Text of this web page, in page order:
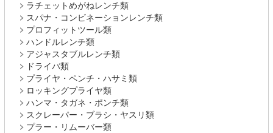
ラチェットめがねレンチ類
スパナ・コンビネーションレンチ類
プロフィットツール類
ハンドルレンチ類
アジャスタブルレンチ類
ドライバ類
プライヤ・ペンチ・ハサミ類
ロッキングプライヤ類
ハンマ・タガネ・ポンチ類
スクレーパー・ブラシ・ヤスリ類
プラー・リムーバー類